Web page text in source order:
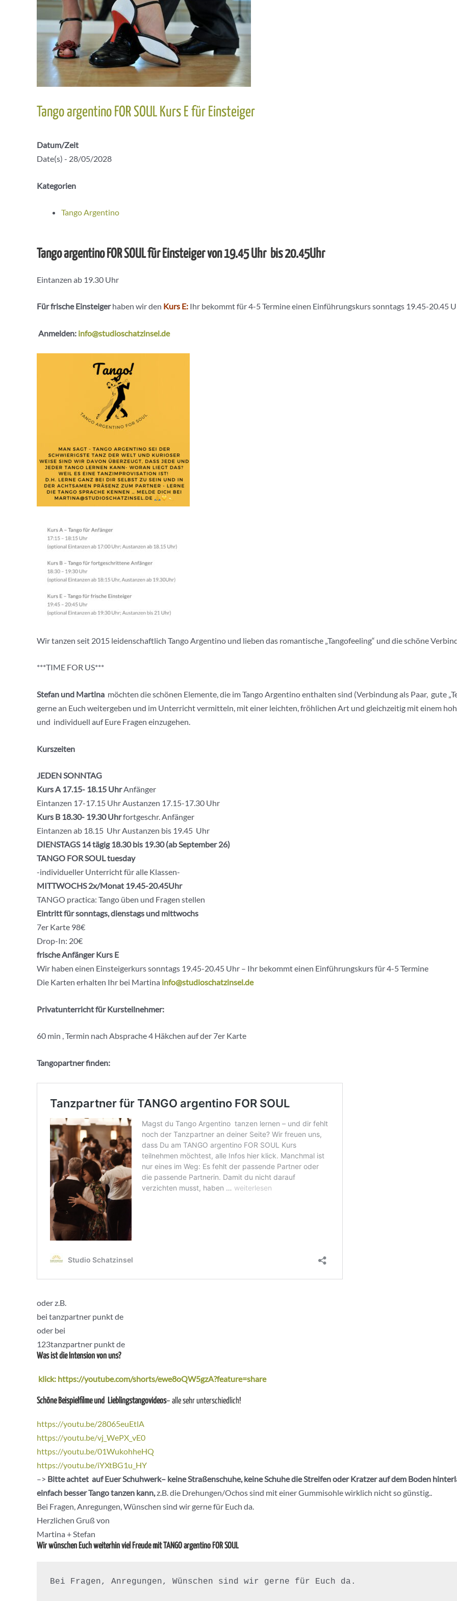
Tango argentino FOR SOUL Kurs E für Einsteiger
Datum/Zeit
Date(s) - 28/05/2028
Kategorien
Tango Argentino
Tango argentino FOR SOUL für Einsteiger von 19.45 Uhr bis 20.45Uhr
Eintanzen ab 19.30 Uhr
Für frische Einsteigerhaben wir den Kurs E: Ihr bekommt für 4-5 Termine einen Einführungskurs sonntags 19.45-20.45
Anmelden: info@studioschatzinsel.de
Wir tanzen seit 2015 leidenschaftlich Tango Argentino und lieben das romantische „Tangofeeling“ und die schöne
***TIME FOR US***
Stefan und Martina möchten die schönen Elemente, die im Tango Argentino enthalten sind (Verbindung als Paar, gute
gerne an Euch weitergeben und im Unterricht vermitteln, mit einer leichten, fröhlichen Art und gleichzeitig mit einem
und individuell auf Eure Fragen einzugehen.
Kurszeiten
JEDEN SONNTAG
Kurs A 17.15- 18.15 UhrAnfänger
Eintanzen 17-17.15 Uhr Austanzen 17.15-17.30 Uhr
Kurs B 18.30- 19.30 Uhrfortgeschr. Anfänger
Eintanzen ab 18.15 Uhr Austanzen bis 19.45 Uhr
DIENSTAGS 14 tägig 18.30 bis 19.30 (ab September 26)
TANGO FOR SOUL tuesday
-individueller Unterricht für alle Klassen-
MITTWOCHS 2x/Monat 19.45-20.45Uhr
TANGO practica: Tango üben und Fragen stellen
Eintritt für sonntags, dienstags und mittwochs
7er Karte 98€
Drop-In: 20€
frische Anfänger Kurs E
Wir haben einen Einsteigerkurs sonntags 19.45-20.45 Uhr – Ihr bekommt einen Einführungskurs für 4-5 Termine
Die Karten erhalten Ihr bei Martina info@studioschatzinsel.de
Privatunterricht für Kursteilnehmer:
60 min , Termin nach Absprache 4 Häkchen auf der 7er Karte
Tangopartner finden:
oder z.B.
bei tanzpartner punkt de
oder bei
123tanzpartner punkt de
Was ist die Intension von uns?
klick: https://youtube.com/shorts/ewe8oQW5gzA?feature=share
Schöne Beispielfilme und Lieblingstangovideos– alle sehr unterschiedlich!
https://youtu.be/28065euEtlA
https://youtu.be/vj_WePX_vE0
https://youtu.be/01WukohheHQ
https://youtu.be/iYXtBG1u_HY
–> Bitte achtet auf Euer Schuhwerk– keine Straßenschuhe, keine Schuhe die Streifen oder Kratzer auf dem Boden
einfach besser Tango tanzen kann,z.B. die Drehungen/Ochos sind mit einer Gummisohle wirklich nicht so günstig..
Bei Fragen, Anregungen, Wünschen sind wir gerne für Euch da.
Herzlichen Gruß von
Martina + Stefan
Wir wünschen Euch weiterhin viel Freude mit TANGO argentino FOR SOUL
Bei Fragen, Anregungen, Wünschen sind wir gerne für Euch da.